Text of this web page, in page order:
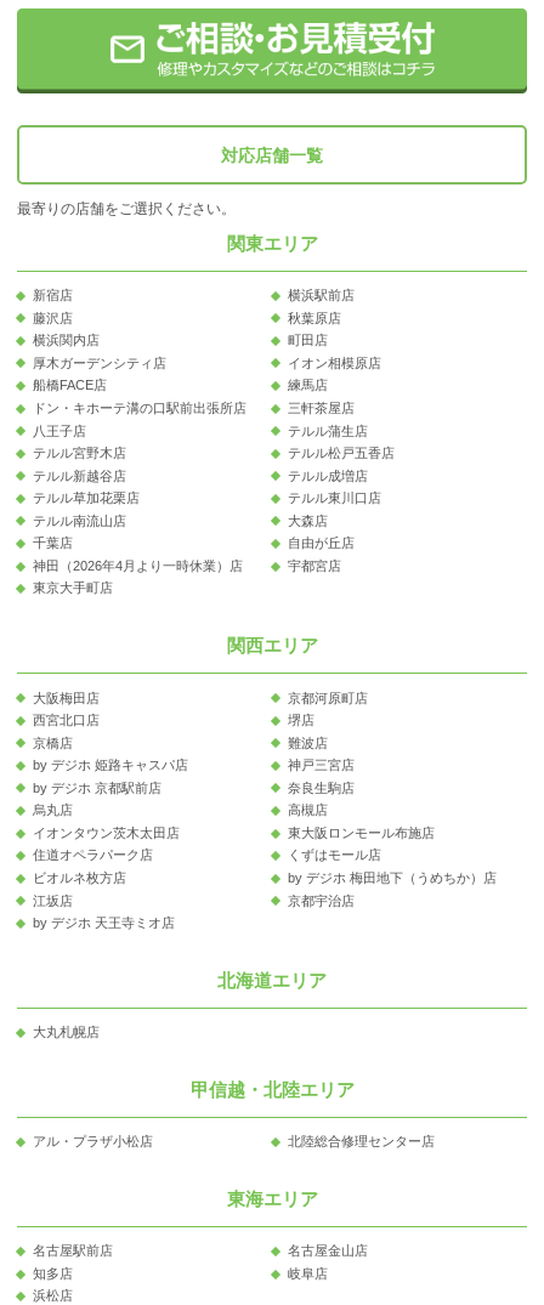
対応店舗一覧
最寄りの店舗をご選択ください。
関東エリア
新宿店
横浜駅前店
藤沢店
秋葉原店
横浜関内店
町田店
厚木ガーデンシティ店
イオン相模原店
船橋FACE店
練馬店
ドン・キホーテ溝の口駅前出張所店
三軒茶屋店
八王子店
テルル蒲生店
テルル宮野木店
テルル松戸五香店
テルル新越谷店
テルル成増店
テルル草加花栗店
テルル東川口店
テルル南流山店
大森店
千葉店
自由が丘店
神田（2026年4月より一時休業）店
宇都宮店
東京大手町店
関西エリア
大阪梅田店
京都河原町店
西宮北口店
堺店
京橋店
難波店
by デジホ 姫路キャスパ店
神戸三宮店
by デジホ 京都駅前店
奈良生駒店
烏丸店
高槻店
イオンタウン茨木太田店
東大阪ロンモール布施店
住道オペラパーク店
くずはモール店
ビオルネ枚方店
by デジホ 梅田地下（うめちか）店
江坂店
京都宇治店
by デジホ 天王寺ミオ店
北海道エリア
大丸札幌店
甲信越・北陸エリア
アル・プラザ小松店 北陸総合修理センター店
東海エリア
名古屋駅前店
名古屋金山店
知多店
岐阜店
浜松店